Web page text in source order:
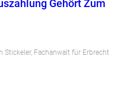
Gehört Zum
Stickeler, Fachanwalt für Erbrecht